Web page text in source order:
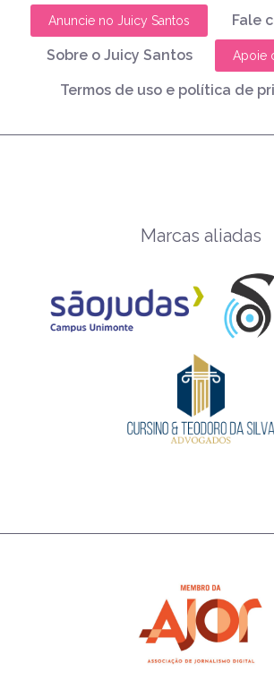
Anuncie no Juicy Santos Fale
Sobre o Juicy Santos Apoie
Termos de uso e política de
Marcas aliadas